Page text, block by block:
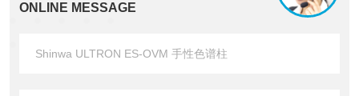
ONLINE MESSAGE